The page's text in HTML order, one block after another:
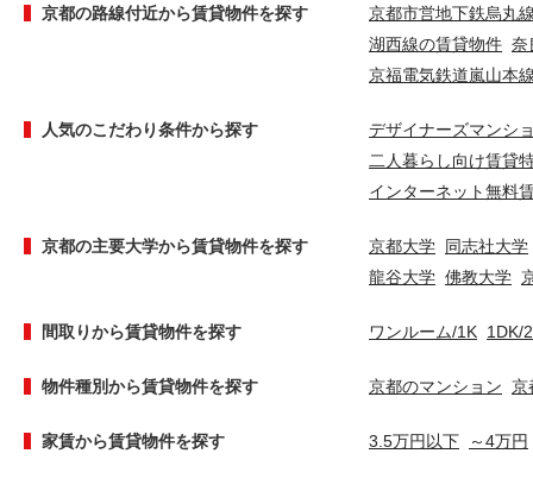
京都の路線付近から賃貸物件を探す
京都市営地下鉄烏丸
湖西線の賃貸物件 奈
京福電気鉄道嵐山本
人気のこだわり条件から探す
デザイナーズマンシ
二人暮らし向け賃貸
インターネット無料
京都の主要大学から賃貸物件を探す 京都大学 同志社大学
龍谷大学 佛教大学
間取りから賃貸物件を探す ワンルーム/1K 1DK/
物件種別から賃貸物件を探す 京都のマンション 京
家賃から賃貸物件を探す 3.5万円以下 ～4万円